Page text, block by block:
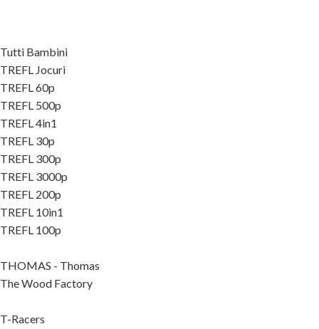
Tutti Bambini
TREFL Jocuri
TREFL 60p
TREFL 500p
TREFL 4in1
TREFL 30p
TREFL 300p
TREFL 3000p
TREFL 200p
TREFL 10in1
TREFL 100p
THOMAS - Thomas
The Wood Factory
T-Racers